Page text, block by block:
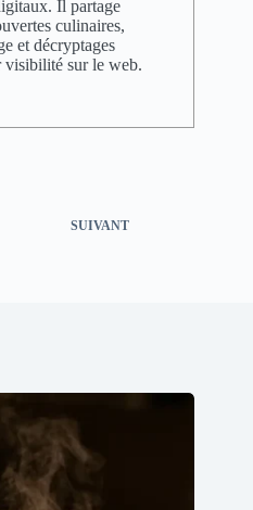
Il partage
culinaires,
et décryptages
visibilité sur le web.
SUIVANT